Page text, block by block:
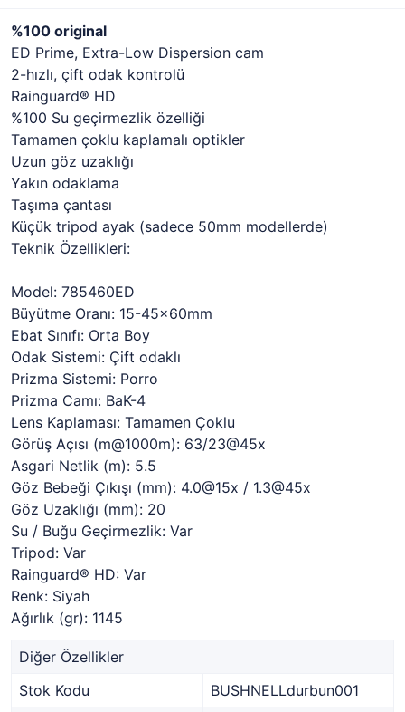
%100 original
ED Prime, Extra-Low Dispersion cam
2-hızlı, çift odak kontrolü
Rainguard® HD
%100 Su geçirmezlik özelliği
Tamamen çoklu kaplamalı optikler
Uzun göz uzaklığı
Yakın odaklama
Taşıma çantası
Küçük tripod ayak (sadece 50mm modellerde)
Teknik Özellikleri:
Model: 785460ED
Büyütme Oranı: 15-45x60mm
Ebat Sınıfı: Orta Boy
Odak Sistemi: Çift odaklı
Prizma Sistemi: Porro
Prizma Camı: BaK-4
Lens Kaplaması: Tamamen Çoklu
Görüş Açısı (m@1000m): 63/23@45x
Asgari Netlik (m): 5.5
Göz Bebeği Çıkışı (mm): 4.0@15x / 1.3@45x
Göz Uzaklığı (mm): 20
Su / Buğu Geçirmezlik: Var
Tripod: Var
Rainguard® HD: Var
Renk: Siyah
Ağırlık (gr): 1145
Diğer Özellikler
Stok Kodu
BUSHNELLdurbun001